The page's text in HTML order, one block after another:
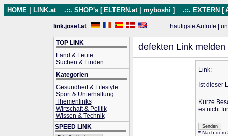
HOME LINK.at .::. SHOP's [ ELTERN.at myboshi ] .::. EXTERN [
link.josef.at häufigste Aufrufe
TOP LINK
Land & Leute
Suchen & Finden
Kategorien
Gesundheit & Lifestyle
Sport & Unterhaltung
Themenlinks
Wirtschaft & Politik
Wissen & Technik
SPEED LINK
defekten Link melden
Link:
Ist dieser
Kurze
es nicht
*Nach dem